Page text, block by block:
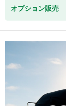
オプション販売